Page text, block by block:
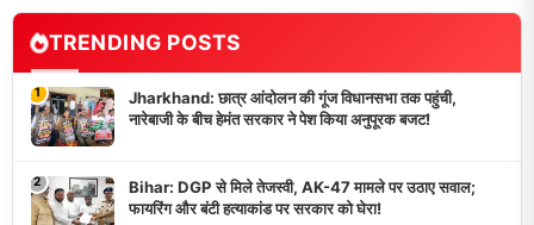
TRENDING POSTS
1
Jharkhand: छात्र आंदोलन की गूंज विधानसभा तक पहुंची,
नारेबाजी के बीच हेमंत सरकार ने पेश किया अनुपूरक बजट!
2
Bihar: DGP से मिले तेजस्वी, AK-47 मामले पर उठाए सवाल;
फायरिंग और बंटी हत्याकांड पर सरकार को घेरा!